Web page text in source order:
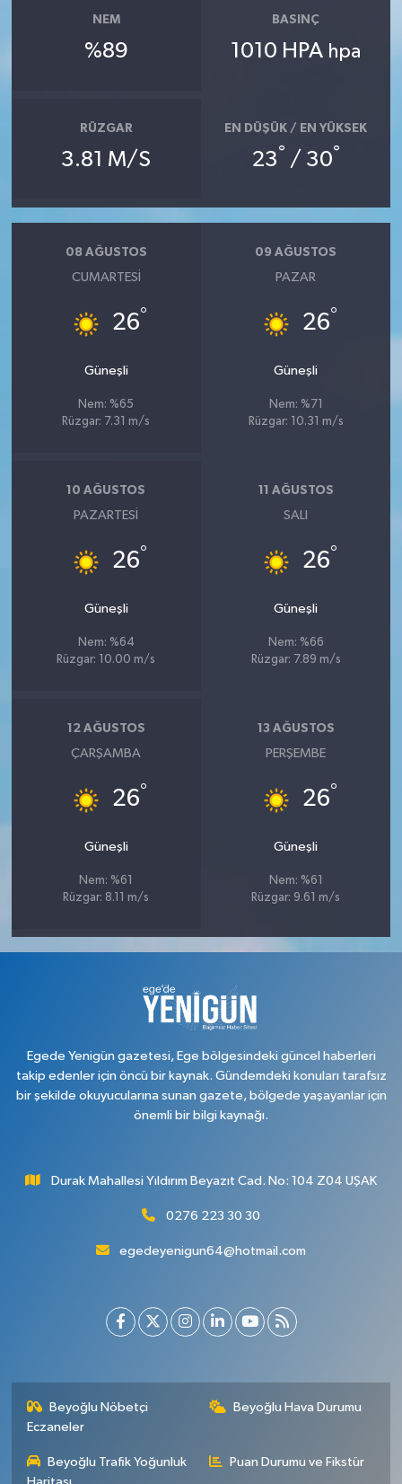
NEM
%89
BASINÇ
1010 HPA hpa
RÜZGAR
3.81 M/S
EN DÜŞÜK / EN YÜKSEK
23° / 30°
08 AĞUSTOS
CUMARTESI
26°
Güneşli
Nem: %65
Rüzgar: 7.31 m/s
09 AĞUSTOS
PAZAR
26°
Güneşli
Nem: %71
Rüzgar: 10.31 m/s
10 AĞUSTOS
PAZARTESI
26°
Güneşli
Nem: %64
Rüzgar: 10.00 m/s
11 AĞUSTOS
SALI
26°
Güneşli
Nem: %66
Rüzgar: 7.89 m/s
12 AĞUSTOS
ÇARŞAMBA
26°
Güneşli
Nem: %61
Rüzgar: 8.11 m/s
13 AĞUSTOS
PERŞEMBE
26°
Güneşli
Nem: %61
Rüzgar: 9.61 m/s
Egede Yenigün gazetesi, Ege bölgesindeki güncel haberleri
takip edenler için öncü bir kaynak. Gündemdeki konuları tarafsız
bir şekilde okuyucularına sunan gazete, bölgede yaşayanlar için
önemli bir bilgi kaynağı.
Durak Mahallesi Yıldırım Beyazıt Cad. No: 104 Z04 UŞAK
0276 223 30 30
egedeyenigun64@hotmail.com
Beyoğlu Nöbetçi
Eczaneler
Beyoğlu Hava Durumu
Beyoğlu Trafik Yoğunluk
Puan Durumu ve Fikstür